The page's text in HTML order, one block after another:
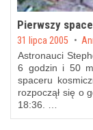
Pierwszy
Posted on
31 lipca 2005 by
Astronauci
6 godzin i 50
spaceru
rozpoczął się o
18:36. …